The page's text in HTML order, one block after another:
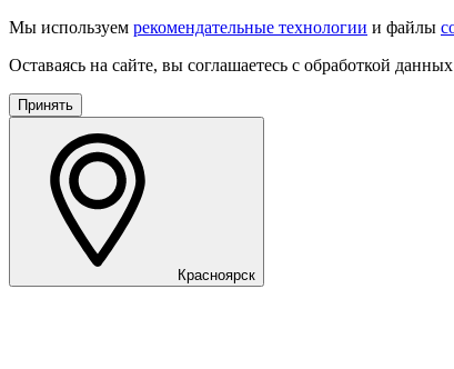
Мы используем рекомендательные технологии и файлы
Оставаясь на сайте, вы соглашаетесь с обработкой
Принять
Красноярск